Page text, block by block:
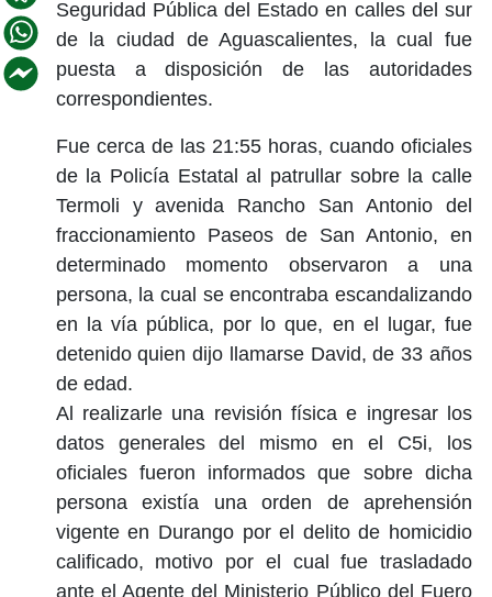
Seguridad Pública del Estado en calles del sur
de la ciudad de Aguascalientes, la cual fue
puesta a disposición de las autoridades
correspondientes.
Fue cerca de las 21:55 horas, cuando oficiales
de la Policía Estatal al patrullar sobre la calle
Termoli y avenida Rancho San Antonio del
fraccionamiento Paseos de San Antonio, en
determinado momento observaron a una
persona, la cual se encontraba escandalizando
en la vía pública, por lo que, en el lugar, fue
detenido quien dijo llamarse David, de 33 años
de edad.
Al realizarle una revisión física e ingresar los
datos generales del mismo en el C5i, los
oficiales fueron informados que sobre dicha
persona existía una orden de aprehensión
vigente en Durango por el delito de homicidio
calificado, motivo por el cual fue trasladado
ante el Agente del Ministerio Público del Fuero